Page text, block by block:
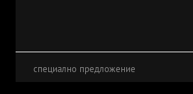
специално предложение